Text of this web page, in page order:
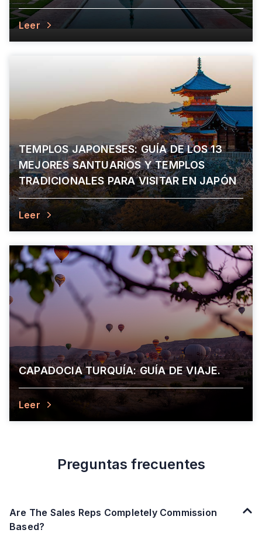
Leer
TEMPLOS JAPONESES: GUÍA DE LOS 13
MEJORES SANTUARIOS Y TEMPLOS
TRADICIONALES PARA VISITAR EN JAPÓN
Leer
CAPADOCIA TURQUÍA: GUÍA DE VIAJE.
Leer
Preguntas frecuentes
Are The Sales Reps Completely Commission
Based?